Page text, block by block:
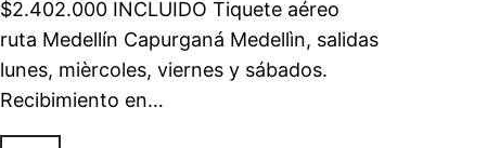
$2.402.000 INCLUIDO Tiquete aéreo
ruta Medellín Capurganá Medellìn, salidas
lunes, mièrcoles, viernes y sábados.
Recibimiento en…